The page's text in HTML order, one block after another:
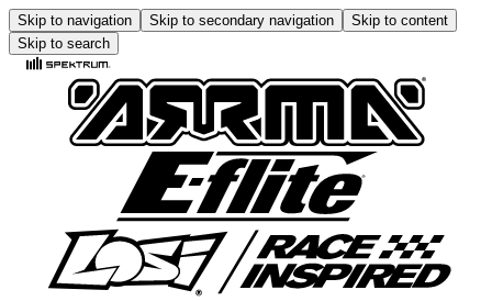
Skip to navigation Skip to secondary navigation
Skip to content
Skip to search